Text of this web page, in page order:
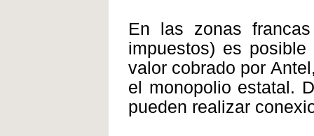
En las zonas
impuestos) es
valor cobrado por
el monopolio estatal.
pueden realizar